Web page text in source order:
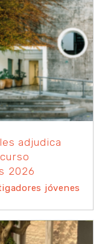
adjudica
2026
jóvenes